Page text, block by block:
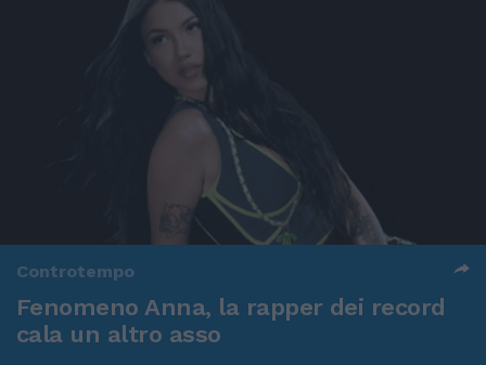
Controtempo
Fenomeno Anna, la rapper dei record
cala un altro asso